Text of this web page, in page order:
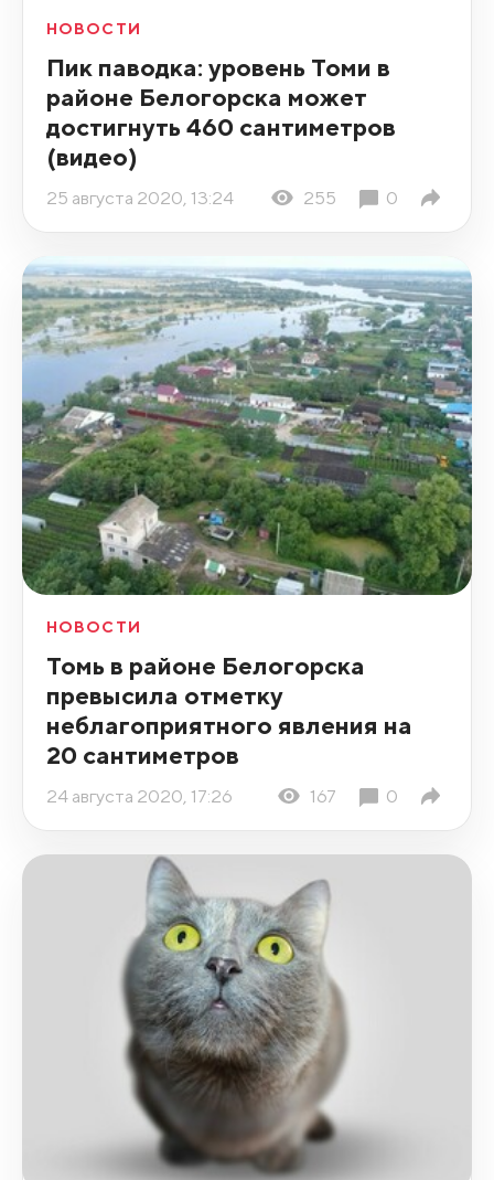
НОВОСТИ
Пик паводка: уровень Томи в
районе Белогорска может
достигнуть 460 сантиметров
(видео)
25 августа 2020, 13:24 255 0
НОВОСТИ
Томь в районе Белогорска
превысила отметку
неблагоприятного явления на
20 сантиметров
24 августа 2020, 17:26 167 0